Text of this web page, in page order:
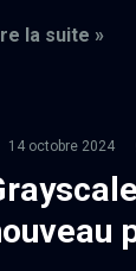
la suite »
14 octobre 2024